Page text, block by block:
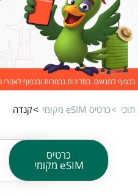
בכפוף לתנאים. במדינות נבחרות ובכפוף
תוכי כרטיס eSIM מקומי קנדה
כרטיס
eSIM מקומי